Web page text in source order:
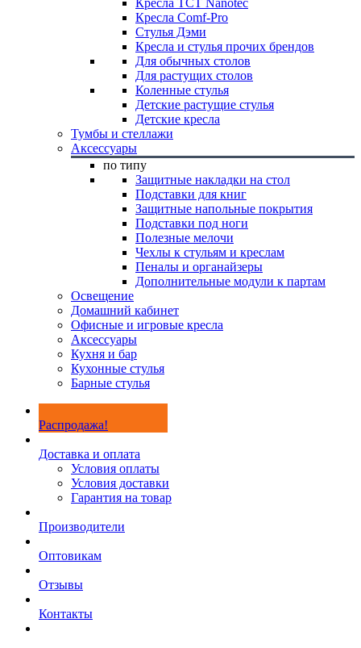
Кресла TCT Nanotec
Кресла Comf-Pro
Стулья Дэми
Кресла и стулья прочих брендов
Для обычных столов
Для растущих столов
Коленные стулья
Детские растущие стулья
Детские кресла
Тумбы и стеллажи
Аксессуары
по типу
Защитные накладки на стол
Подставки для книг
Защитные напольные покрытия
Подставки под ноги
Полезные мелочи
Чехлы к стульям и креслам
Пеналы и органайзеры
Дополнительные модули к партам
Освещение
Домашний кабинет
Офисные и игровые кресла
Аксессуары
Кухня и бар
Кухонные стулья
Барные стулья
Распродажа!
Доставка и оплата
Условия оплаты
Условия доставки
Гарантия на товар
Производители
Оптовикам
Отзывы
Контакты